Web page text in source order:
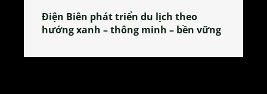
Làng làm bánh tẻ Phú Nhi – nơi lan
tỏa đặc sản xứ Đoài